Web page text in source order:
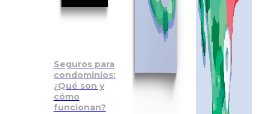
Seguros para
condominios:
¿Qué son y
cómo
funcionan?